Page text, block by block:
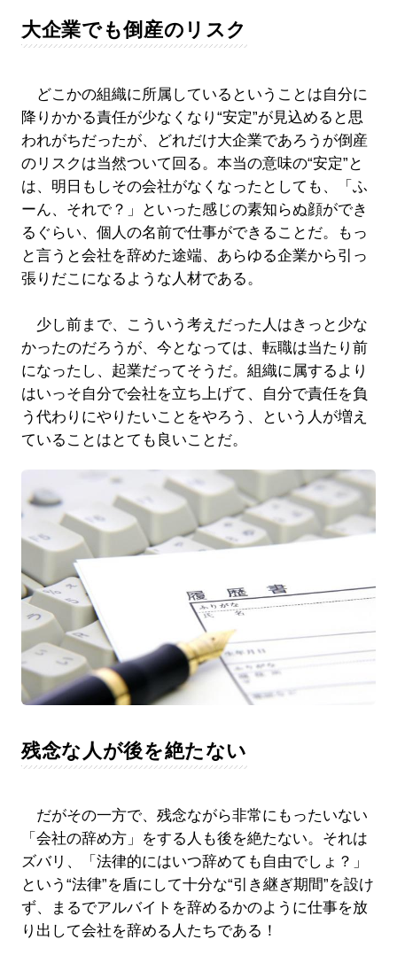
大企業でも倒産のリスク
どこかの組織に所属しているということは自分に
降りかかる責任が少なくなり“安定”が見込めると思
われがちだったが、どれだけ大企業であろうが倒産
のリスクは当然ついて回る。本当の意味の“安定”と
は、明日もしその会社がなくなったとしても、「ふ
ーん、それで？」といった感じの素知らぬ顔ができ
るぐらい、個人の名前で仕事ができることだ。もっ
と言うと会社を辞めた途端、あらゆる企業から引っ
張りだこになるような人材である。
少し前まで、こういう考えだった人はきっと少な
かったのだろうが、今となっては、転職は当たり前
になったし、起業だってそうだ。組織に属するより
はいっそ自分で会社を立ち上げて、自分で責任を負
う代わりにやりたいことをやろう、という人が増え
ていることはとても良いことだ。
残念な人が後を絶たない
だがその一方で、残念ながら非常にもったいない
「会社の辞め方」をする人も後を絶たない。それは
ズバリ、「法律的にはいつ辞めても自由でしょ？」
という“法律”を盾にして十分な“引き継ぎ期間”を設け
ず、まるでアルバイトを辞めるかのように仕事を放
り出して会社を辞める人たちである！